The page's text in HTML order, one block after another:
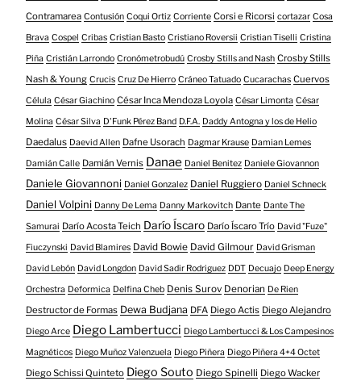
Contramarea Contusión Coqui Ortiz Corriente Corsi e Ricorsi cortazar Cosa
Brava Cospel Cribas Cristian Basto Cristiano Roversii Cristian Tiselli Cristina
Piña Cristián Larrondo Cronómetrobudú Crosby Stills and Nash Crosby Stills
Nash & Young Crucis Cruz De Hierro Cráneo Tatuado Cucarachas Cuervos
Célula César Giachino César Inca Mendoza Loyola César Limonta César
Molina César Silva D'Funk Pérez Band D.F.A. Daddy Antogna y los de Helio
Daedalus Daevid Allen Dafne Usorach Dagmar Krause Damian Lemes
Damián Calle Damián Vernis Danae Daniel Benitez Daniele Giovannon
Daniele Giovannoni Daniel Gonzalez Daniel Ruggiero Daniel Schneck
Daniel Volpini Danny De Lema Danny Markovitch Dante Dante The
Samurai Darío Acosta Teich Darío Íscaro Darío Íscaro Trío David "Fuze"
Fiuczynski David Blamires David Bowie David Gilmour David Grisman
David Lebón David Longdon David Sadir Rodriguez DDT Decuajo Deep Energy
Orchestra Deformica Delfina Cheb Denis Surov Denorian De Rien
Destructor de Formas Dewa Budjana DFA Diego Actis Diego Alejandro
Diego Arce Diego Lambertucci Diego Lambertucci & Los Campesinos
Magnéticos Diego Muñoz Valenzuela Diego Piñera Diego Piñera 4+4 Octet
Diego Schissi Quinteto Diego Souto Diego Spinelli Diego Wacker